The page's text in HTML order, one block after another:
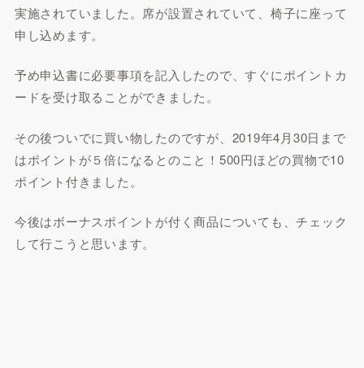
実施されていました。席が設置されていて、椅子に座って
申し込めます。
予め申込書に必要事項を記入したので、すぐにポイントカ
ードを受け取ることができました。
その後ついでに買い物したのですが、2019年4月30日まで
はポイントが５倍になるとのこと！500円ほどの買物で10
ポイント付きました。
今後はボーナスポイントが付く商品についても、チェック
して行こうと思います。